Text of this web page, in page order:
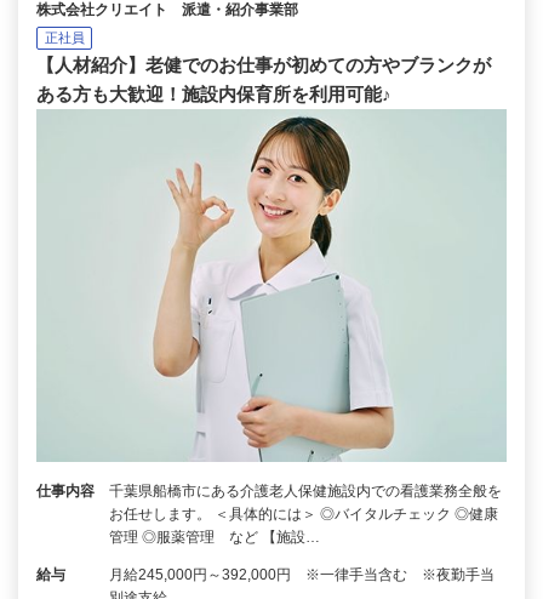
株式会社クリエイト 派遣・紹介事業部
正社員
【人材紹介】老健でのお仕事が初めての方やブランクが
ある方も大歓迎！施設内保育所を利用可能♪
仕事内容
千葉県船橋市にある介護老人保健施設内での看護業務全般を
お任せします。 ＜具体的には＞ ◎バイタルチェック ◎健康
管理 ◎服薬管理 など 【施設…
給与
月給245,000円～392,000円 ※一律手当含む ※夜勤手当